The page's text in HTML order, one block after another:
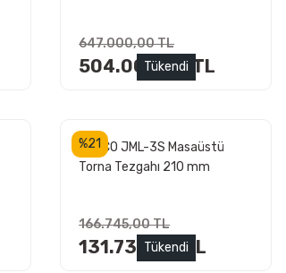
647.000,00 TL
504.000,00 TL
Tükendi
%21
JETCO JML-3S Masaüstü
Torna Tezgahı 210 mm
166.745,00 TL
131.730,00 TL
Tükendi